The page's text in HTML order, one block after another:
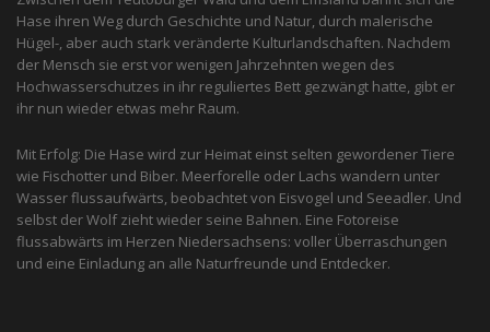
Hase ihren Weg durch Geschichte und Natur, durch malerische
Hügel-, aber auch stark veränderte Kulturlandschaften. Nachdem
der Mensch sie erst vor wenigen Jahrzehnten wegen des
Hochwasserschutzes in ihr reguliertes Bett gezwängt hatte, gibt er
ihr nun wieder etwas mehr Raum.
Mit Erfolg: Die Hase wird zur Heimat einst selten gewordener Tiere
wie Fischotter und Biber. Meerforelle oder Lachs wandern unter
Wasser flussaufwärts, beobachtet von Eis­vogel und See­adler. Und
selbst der Wolf zieht wieder seine Bahnen. Eine Fotoreise
flussabwärts im Herzen Niedersachsens: voller Überraschungen
und eine Einladung an alle ­Naturfreunde und Entdecker.